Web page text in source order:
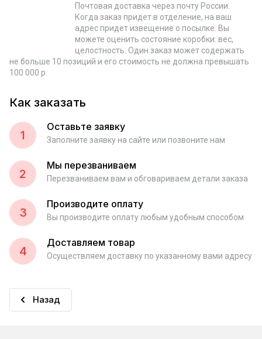
Почтовая доставка через почту России.
Когда заказ придет в отделение, на ваш
адрес придет извещение о посылке. Вы
можете оценить состояние коробки: вес,
целостность. Один заказ может содержать
не больше 10 позиций и его стоимость не должна превышать
100 000 р.
Как заказать
1
Оставьте заявку
Заполните заявку на сайте или позвоните нам
2
Мы перезваниваем
Перезваниваем вам и обговариваем детали заказа
3
Производите оплату
Вы производите оплату любым удобным способом
4
Доставляем товар
Осуществляем доставку по указанному вами адресу
Назад